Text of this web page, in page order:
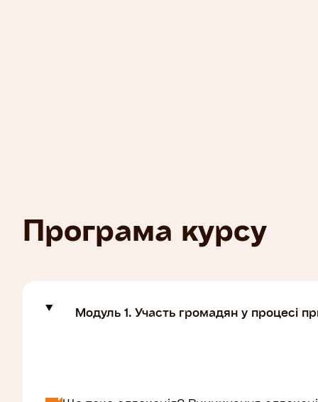
Програма курсу
Модуль 1. Участь громадян у процесі